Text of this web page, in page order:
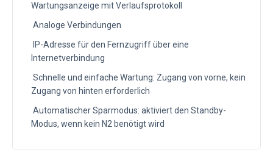
Wartungsanzeige mit Verlaufsprotokoll
Analoge Verbindungen
IP-Adresse für den Fernzugriff über eine
Internetverbindung
Schnelle und einfache Wartung: Zugang von vorne, kein
Zugang von hinten erforderlich
Automatischer Sparmodus: aktiviert den Standby-
Modus, wenn kein N2 benötigt wird